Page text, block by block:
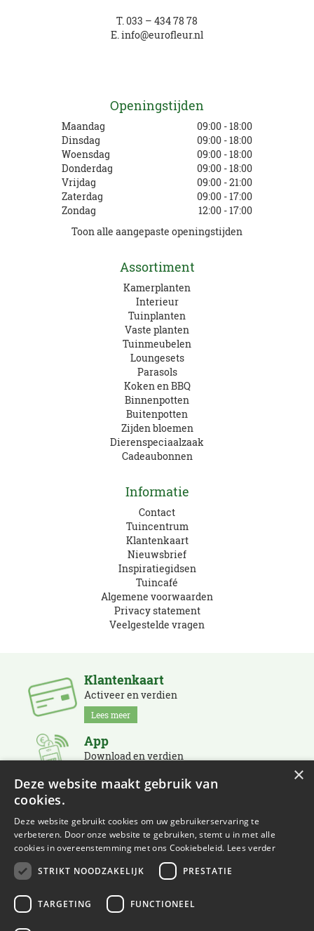
T.033 – 434 78 78
E.info@eurofleur.nl
Openingstijden
Maandag
09:00 - 18:00
Dinsdag
09:00 - 18:00
Woensdag
09:00 - 18:00
Donderdag
09:00 - 18:00
Vrijdag
09:00 - 21:00
Zaterdag
09:00 - 17:00
Zondag
12:00 - 17:00
Toon alle aangepaste openingstijden
Assortiment
Kamerplanten
Interieur
Tuinplanten
Vaste planten
Tuinmeubelen
Loungesets
Parasols
Koken en BBQ
Binnenpotten
Buitenpotten
Zijden bloemen
Dierenspeciaalzaak
Cadeaubonnen
Informatie
Contact
Tuincentrum
Klantenkaart
Nieuwsbrief
Inspiratiegidsen
Tuincafé
Algemene voorwaarden
Privacy statement
Veelgestelde vragen
Klantenkaart
Activeer en verdien
Lees meer
App
Download en verdien
Schrijf je in en blijf op de hoogte
Lees meer
×
Deze website maakt gebruik van
cookies.
Deze website gebruikt cookies om uw gebruikerservaring te
verbeteren. Door onze website te gebruiken, stemt u in met alle
cookies in overeenstemming met ons Cookiebeleid. Lees verder
STRIKT NOODZAKELIJK
PRESTATIE
TARGETING FUNCTIONEEL